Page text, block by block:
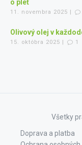
o pleť
11. novembra 2025 |
Olivový olej v
15. októbra 2025 | 1
Všetky
Doprava a platba